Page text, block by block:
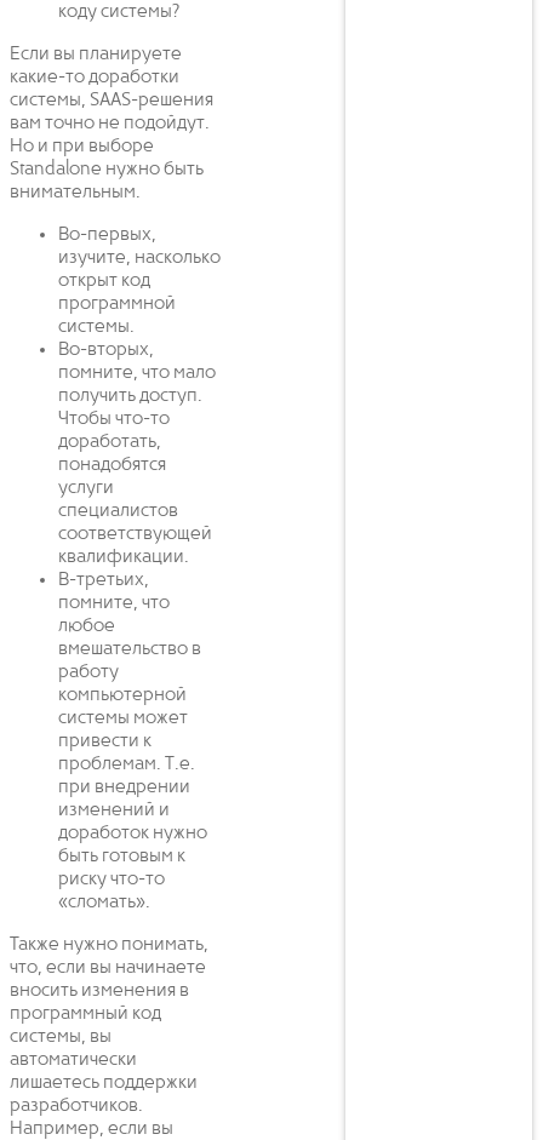
коду системы?
Если вы планируете
какие-то доработки
системы, SAAS-решения
вам точно не подойдут.
Но и при выборе
Standalone нужно быть
внимательным.
Во-первых,
изучите, насколько
открыт код
программной
системы.
Во-вторых,
помните, что мало
получить доступ.
Чтобы что-то
доработать,
понадобятся
услуги
специалистов
соответствующей
квалификации.
В-третьих,
помните, что
любое
вмешательство в
работу
компьютерной
системы может
привести к
проблемам. Т.е.
при внедрении
изменений и
доработок нужно
быть готовым к
риску что-то
«сломать».
Также нужно понимать,
что, если вы начинаете
вносить изменения в
программный код
системы, вы
автоматически
лишаетесь поддержки
разработчиков.
Например, если вы